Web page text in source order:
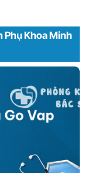
Phụ Khoa Minh